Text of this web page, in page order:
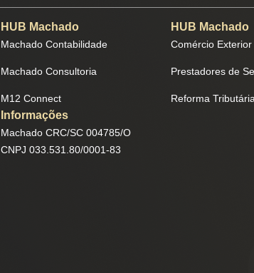
HUB Machado
Machado Contabilidade
Machado Consultoria
M12 Connect
Informações
Machado CRC/SC 004785/O
CNPJ 033.531.80/0001-83
HUB Machado
Comércio Exterior
Prestadores de
Reforma Tributária